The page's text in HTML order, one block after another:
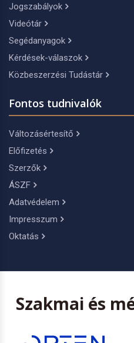
Jogszabályok
Videótár
Segédanyagok
Kérdések-válaszok
Közbeszerzési Tudástár
Fontos tudnivalók
Változásértesítő
Előfizetés
Szerzők
ÁSZF
Adatvédelem
Impresszum
Oktatás
Szakmai és